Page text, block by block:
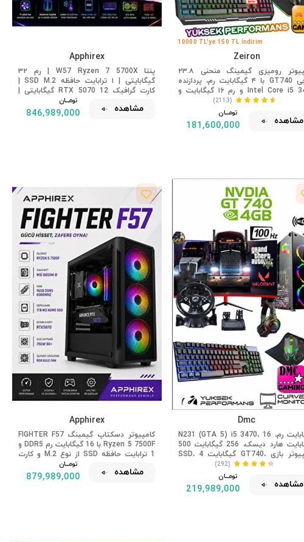
10000 TL'ye 150 TL İndirim
Zeiron
کامپیوتر رومیزی گیمینگ منحنی ۲۳.۸
اینچی GT740 با ۴ گیگابایت رم، پردازنده
Intel Core i5 3470 و رم ۱۶ گیگابایت و
۲۵۶ گیگابایت SSD با پردازنده گرافیکی
(2113)
تومــــــان
181,600,000 مشاهده
Apphirex
پنتا W57 Ryzen 7 5700X | رم ۳۲
کارت گرافیک RTX 5070 12 گیگابایتی |
کامپیوتر بازی رومیزی سفید با خنک‌کننده
مایع
تومــــــان
846,989,000 مشاهده
Dmc
N231 (GTA 5) i5 3470، 16 گیگابایت رم،
500 گیگابایت هارد دیسک، 256 گیگابایت
SSD، 4 گیگابایت GT740، کامپیوتر بازی
رومیزی منحنی 24 اینچی 100 هرتز
(292)
تومــــــان
219,989,000 مشاهده
Apphirex
کامپیوتر دسکتاپ گیمینگ FIGHTER F57
Ryzen 5 7500F با 16 گیگابایت رم DDR5 و
1 ترابایت حافظه SSD از نوع M.2 و کارت
گرافیک RTX5070 با 12 گیگابایت حافظه
داخلی
تومــــــان
879,989,000 مشاهده